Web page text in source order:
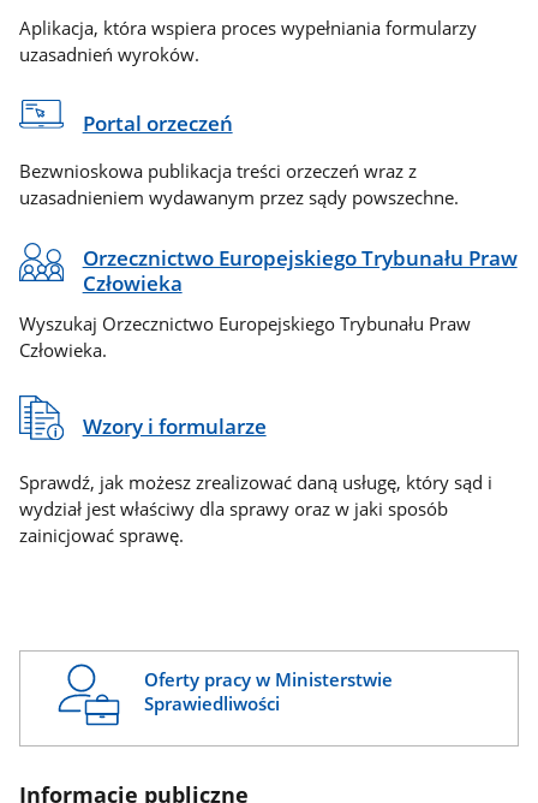
Aplikacja, która wspiera proces wypełniania formularzy
uzasadnień wyroków.
Portal orzeczeń
Bezwnioskowa publikacja treści orzeczeń wraz z
uzasadnieniem wydawanym przez sądy powszechne.
Orzecznictwo Europejskiego Trybunału Praw
Człowieka
Wyszukaj Orzecznictwo Europejskiego Trybunału Praw
Człowieka.
Wzory i formularze
Sprawdź, jak możesz zrealizować daną usługę, który sąd i
wydział jest właściwy dla sprawy oraz w jaki sposób
zainicjować sprawę.
Oferty pracy w Ministerstwie
Sprawiedliwości
Informacje publiczne